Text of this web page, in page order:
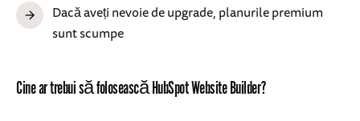
Dacă aveți nevoie de upgrade, planurile premium
sunt scumpe
Cine ar trebui să folosească HubSpot Website Builder?